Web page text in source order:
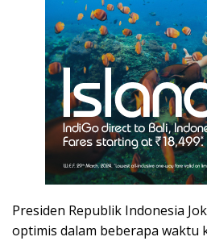
Presiden Republik Indonesia
optimis dalam beberapa waktu